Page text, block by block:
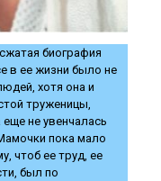
биография
в ее жизни было не
хотя она и
труженицы,
не увенчалась
пока мало
чтоб ее труд, ее
был по